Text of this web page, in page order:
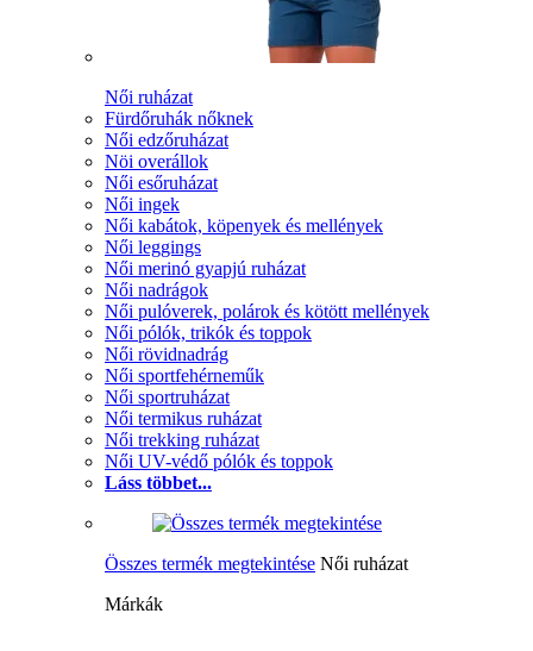
Női ruházat
Fürdőruhák nőknek
Női edzőruházat
Nöi overállok
Női esőruházat
Női ingek
Női kabátok, köpenyek és mellények
Női leggings
Női merinó gyapjú ruházat
Női nadrágok
Női pulóverek, polárok és kötött mellények
Női pólók, trikók és toppok
Női rövidnadrág
Női sportfehérneműk
Női sportruházat
Női termikus ruházat
Női trekking ruházat
Női UV-védő pólók és toppok
Láss többet...
Összes termék megtekintése Női ruházat
Márkák